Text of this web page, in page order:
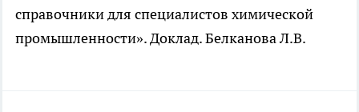
справочники для специалистов химической
промышленности». Доклад. Белканова Л.В.